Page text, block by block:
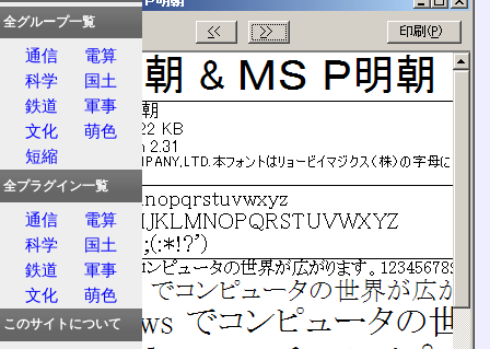
全グループ一覧
通信
電算
科学
国土
鉄道
軍事
文化
萌色
短縮
全プラグイン一覧
通信
電算
科学
国土
鉄道
軍事
文化
萌色
このサイトについて